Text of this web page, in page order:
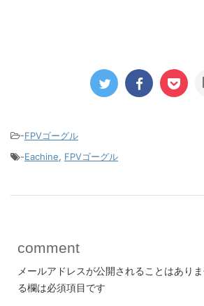
-FPVゴーグル
-Eachine, FPVゴーグル
comment
メールアドレスが公開されることはありま
る欄は必須項目です